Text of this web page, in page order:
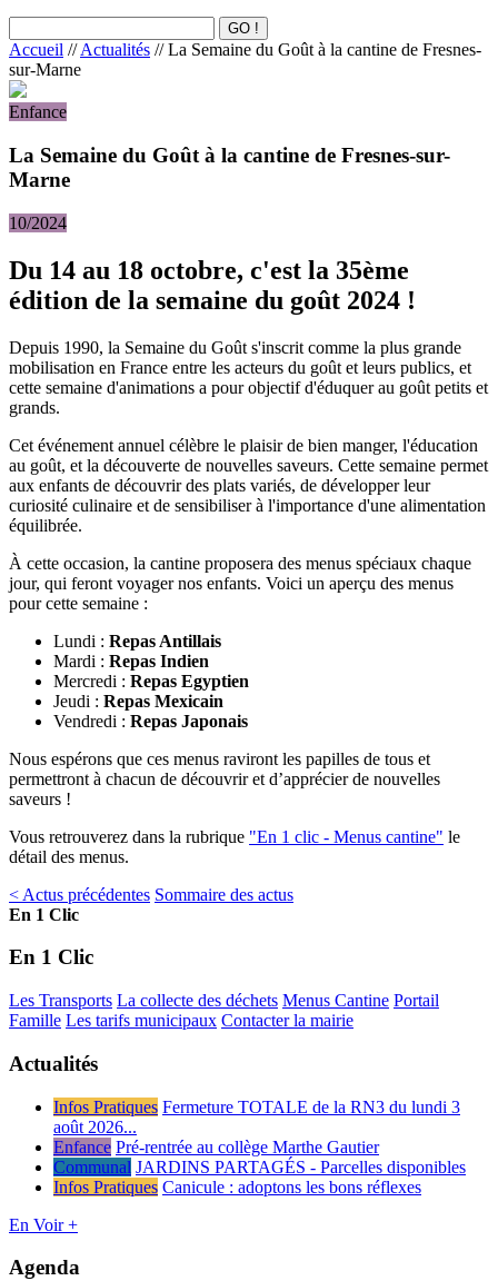
Accueil //Actualités // La Semaine du Goût à la cantine de Fresnes-
sur-Marne
Enfance
La Semaine du Goût à la cantine de Fresnes-sur-
Marne
10/2024
Du 14 au 18 octobre, c'est la 35ème
édition de la semaine du goût 2024 !
Depuis 1990, la Semaine du Goût s'inscrit comme la plus grande
mobilisation en France entre les acteurs du goût et leurs publics, et
cette semaine d'animations a pour objectif d'éduquer au goût petits et
grands.
Cet événement annuel célèbre le plaisir de bien manger, l'éducation
au goût, et la découverte de nouvelles saveurs. Cette semaine permet
aux enfants de découvrir des plats variés, de développer leur
curiosité culinaire et de sensibiliser à l'importance d'une alimentation
équilibrée.
À cette occasion, la cantine proposera des menus spéciaux chaque
jour, qui feront voyager nos enfants. Voici un aperçu des menus
pour cette semaine :
Lundi : Repas Antillais
Mardi : Repas Indien
Mercredi : Repas Egyptien
Jeudi : Repas Mexicain
Vendredi : Repas Japonais
Nous espérons que ces menus raviront les papilles de tous et
permettront à chacun de découvrir et d’apprécier de nouvelles
saveurs !
Vous retrouverez dans la rubrique "En 1 clic - Menus cantine" le
détail des menus.
< Actus précédentes Sommaire des actus
En 1 Clic
En 1 Clic
Les Transports La collecte des déchets Menus Cantine Portail
Famille Les tarifs municipaux Contacter la mairie
Actualités
Infos Pratiques Fermeture TOTALE de la RN3 du lundi 3
août 2026...
Enfance Pré-rentrée au collège Marthe Gautier
Communal JARDINS PARTAGÉS - Parcelles disponibles
Infos Pratiques Canicule : adoptons les bons réflexes
En Voir +
Agenda